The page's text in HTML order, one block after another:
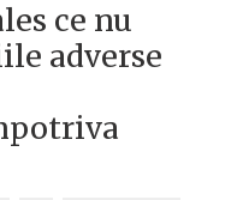
ce nu
adverse